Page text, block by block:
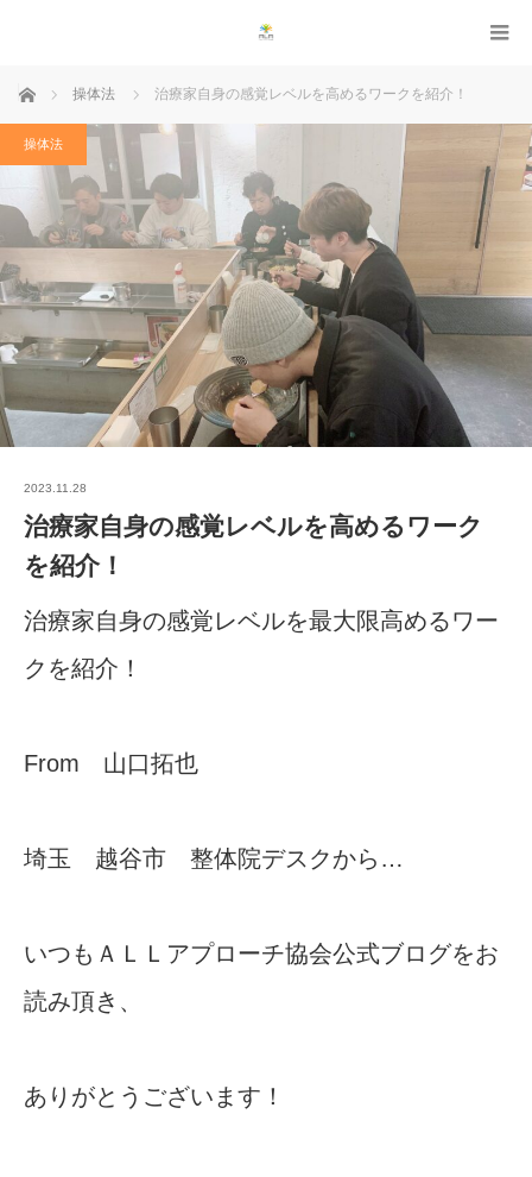
ホーム 操体法 治療家自身の感覚レベルを高めるワークを紹介！
操体法
2023.11.28
治療家自身の感覚レベルを高めるワーク
を紹介！
治療家自身の感覚レベルを最大限高めるワー
クを紹介！
From 山口拓也
埼玉 越谷市 整体院デスクから…
いつもＡＬＬアプローチ協会公式ブログをお
読み頂き、
ありがとうございます！